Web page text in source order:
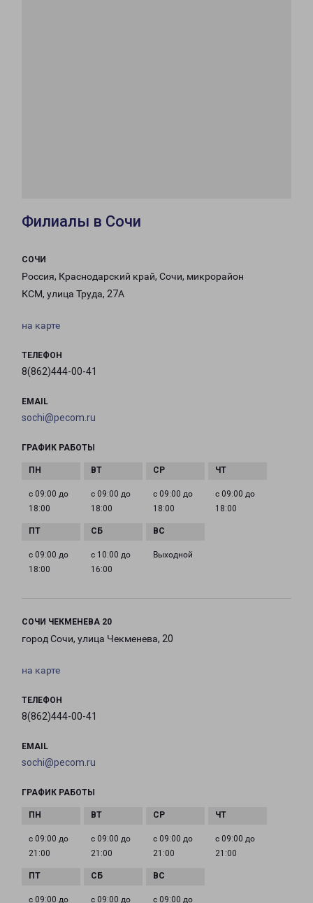
Филиалы в Сочи
СОЧИ
Россия, Краснодарский край, Сочи, микрорайон
КСМ, улица Труда, 27А
на карте
ТЕЛЕФОН
8(862)444-00-41
EMAIL
sochi@pecom.ru
ГРАФИК РАБОТЫ
с 09:00 до
18:00
с 09:00 до
18:00
с 09:00 до
18:00
с 09:00 до
18:00
с 09:00 до
18:00
с 10:00 до
16:00
Выходной
СОЧИ ЧЕКМЕНЕВА 20
город Сочи, улица Чекменева, 20
на карте
ТЕЛЕФОН
8(862)444-00-41
EMAIL
sochi@pecom.ru
ГРАФИК РАБОТЫ
с 09:00 до
21:00
с 09:00 до
21:00
с 09:00 до
21:00
с 09:00 до
21:00
с 09:00 до с 09:00 до с 09:00 до